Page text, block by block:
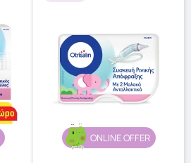
ONLINE OFFER